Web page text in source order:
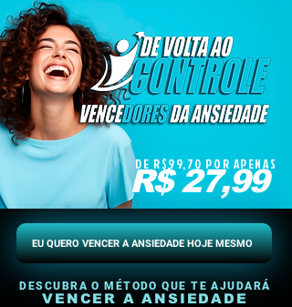
R$ 27,99
DE R$99,70 POR APENAS
EU QUERO VENCER A ANSIEDADE HOJE MESMO
DESCUBRA O MÉTODO QUE TE AJUDARÁ
VENCER A ANSIEDADE